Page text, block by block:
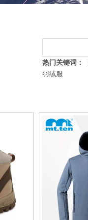
热门关键词：
羽绒服